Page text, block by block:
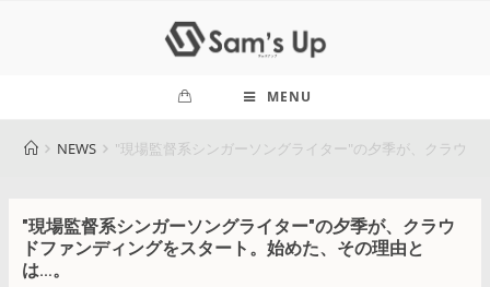
MENU
NEWS "現場監督系シンガーソングライター"の夕季が、クラウ
"現場監督系シンガーソングライター"の夕季が、クラウ
ドファンディングをスタート。始めた、その理由と
は…。